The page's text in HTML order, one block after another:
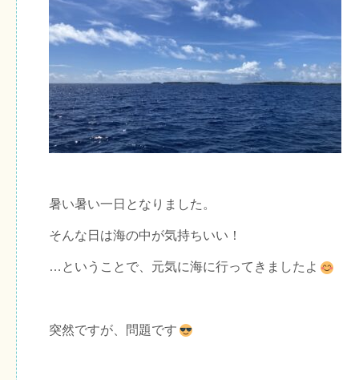
暑い暑い一日となりました。
そんな日は海の中が気持ちいい！
…ということで、元気に海に行ってきましたよ
突然ですが、問題です